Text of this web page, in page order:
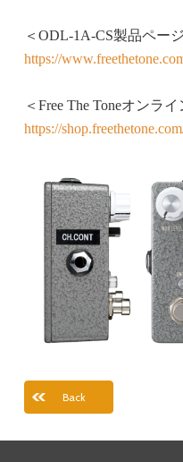
＜ODL-1A-CS製品ペー
https://
＜Free The Toneオンラ
https://
Back